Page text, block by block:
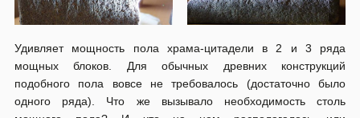
Удивляет мощность пола храма-цитадели в 2 и 3 ряда
мощных блоков. Для обычных древних конструкций
подобного пола вовсе не требовалось (достаточно было
одного ряда). Что же вызывало необходимость столь